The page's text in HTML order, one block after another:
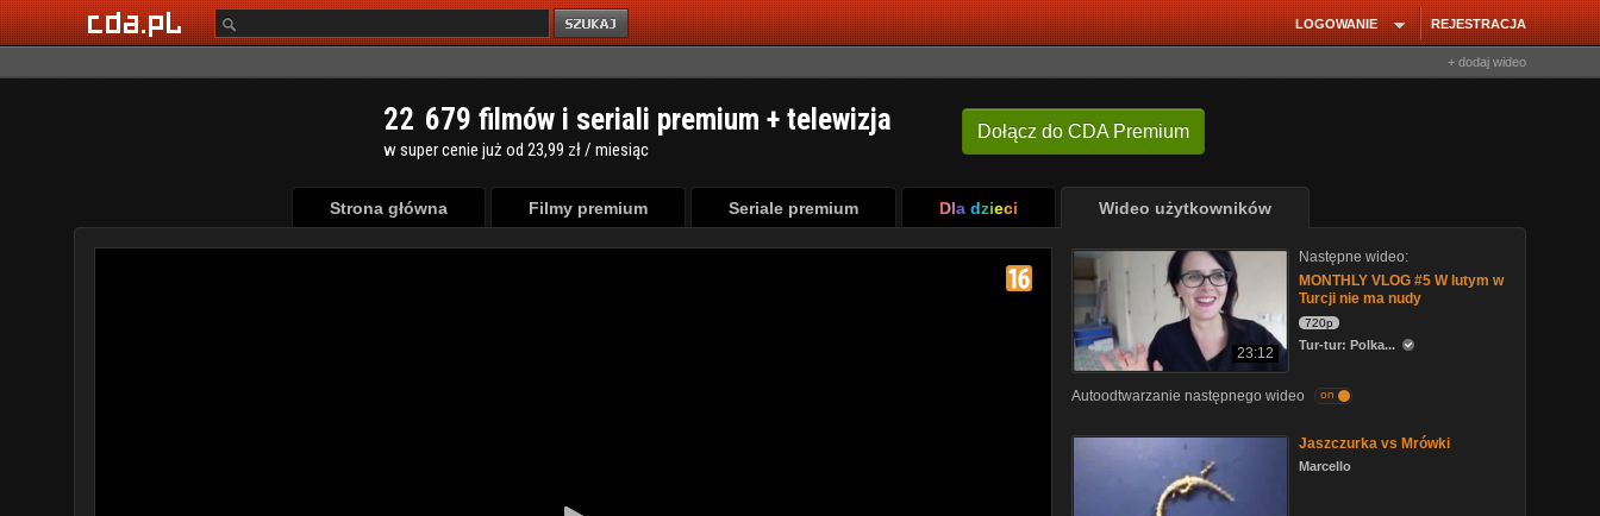
REJESTRACJA
LOGOWANIE
+ dodaj wideo
Dołącz do CDA Premium
22 679 filmów i seriali premium + telewizja
w super cenie już od 23,99 zł / miesiąc
Strona główna Filmy premium Seriale premium Dla dzieci Wideo użytkowników
23:12
Następne wideo:
MONTHLY VLOG #5 W lutym w
Turcji nie ma nudy
720p
Tur-tur: Polka...
Autoodtwarzanie następnego wideo on
Jaszczurka vs Mrówki
Marcello